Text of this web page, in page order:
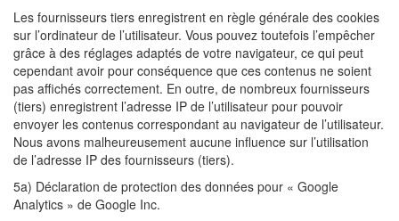
Les fournisseurs tiers enregistrent en règle générale des cookies
sur l’ordinateur de l’utilisateur. Vous pouvez toutefois l’empêcher
grâce à des réglages adaptés de votre navigateur, ce qui peut
cependant avoir pour conséquence que ces contenus ne soient
pas affichés correctement. En outre, de nombreux fournisseurs
(tiers) enregistrent l’adresse IP de l’utilisateur pour pouvoir
envoyer les contenus correspondant au navigateur de l’utilisateur.
Nous avons malheureusement aucune influence sur l’utilisation
de l’adresse IP des fournisseurs (tiers).
5a) Déclaration de protection des données pour « Google
Analytics » de Google Inc.